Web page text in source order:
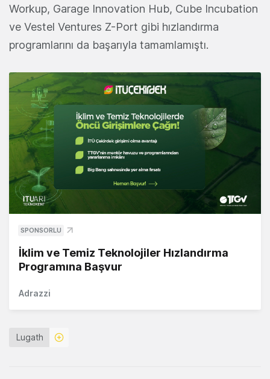
Workup, Garage Innovation Hub, Cube Incubation
ve Vestel Ventures Z-Port gibi hızlandırma
programlarını da başarıyla tamamlamıştı.
SPONSORLU
İklim ve Temiz Teknolojiler Hızlandırma
Programına Başvur
Adrazzi
Lugath